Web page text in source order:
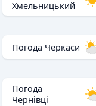
Хмельницький
Погода Черкаси
Погода
Чернівці